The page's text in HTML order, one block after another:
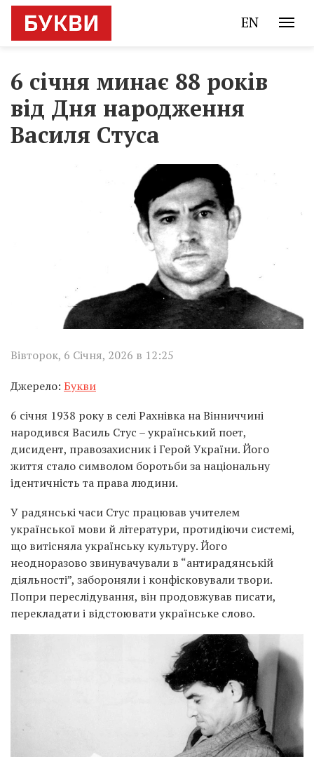
EN
6 січня минає 88 років
від Дня народження
Василя Стуса
Вівторок, 6 Січня, 2026 в 12:25
Джерело: Букви
6 січня 1938 року в селі Рахнівка на Вінниччині
народився Василь Стус – український поет,
дисидент, правозахисник і Герой України. Його
життя стало символом боротьби за національну
ідентичність та права людини.
У радянські часи Стус працював учителем
української мови й літератури, протидіючи системі,
що витісняла українську культуру. Його
неодноразово звинувачували в “антирадянській
діяльності”, забороняли і конфісковували твори.
Попри переслідування, він продовжував писати,
перекладати і відстоювати українське слово.